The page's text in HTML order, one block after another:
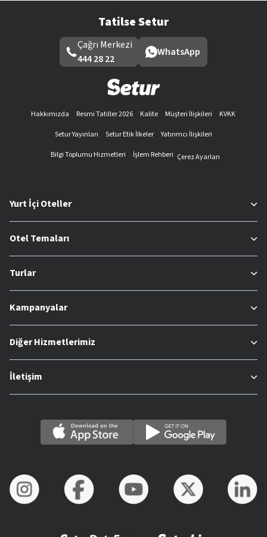
Tatilse Setur
Çağrı Merkezi
444 28 22
WhatsApp
Hakkımızda Resmi Tatiller 2026 Kalite Müşteri İlişkileri
KVKK
Setur Yayınları
Setur Etik İlkeler
Yatırımcı İlişkileri
Bilgi Toplumu Hizmetleri
İşlem Rehberi Çerez Ayarları
Yurt İçi Oteller
Otel Temaları
Turlar
Kampanyalar
Diğer Hizmetlerimiz
İletişim